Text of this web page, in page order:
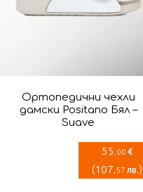
Ортопедични чехли
дамски Positano Бял –
Suave
55 ,00 €
(107 ,57 лв.)